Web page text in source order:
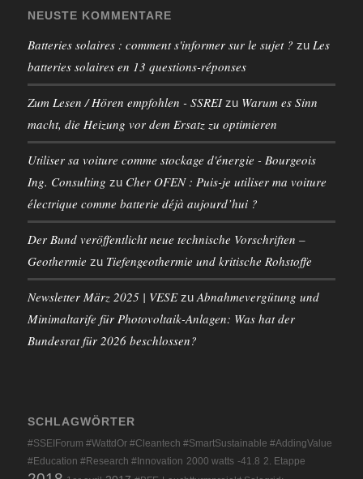
NEUSTE KOMMENTARE
Batteries solaires : comment s'informer sur le sujet ? zu Les
batteries solaires en 13 questions-réponses
Zum Lesen / Hören empfohlen - SSREIzu Warum es Sinn
macht, die Heizung vor dem Ersatz zu optimieren
Utiliser sa voiture comme stockage d'énergie - Bourgeois
Ing. Consulting zu Cher OFEN : Puis-je utiliser ma voiture
électrique comme batterie déjà aujourd’hui ?
Der Bund veröffentlicht neue technische Vorschriften –
Geothermie zu Tiefengeothermie und kritische Rohstoffe
Newsletter März 2025 | VESEzu Abnahmevergütung und
Minimaltarife für Photovoltaik-Anlagen: Was hat der
Bundesrat für 2026 beschlossen?
SCHLAGWÖRTER
#SSEIForum #WattdOr #Cleantech #SmartSustainable #AddingValue
#Education #Research #Innovation 2000 watts -41.8 2. Etappe